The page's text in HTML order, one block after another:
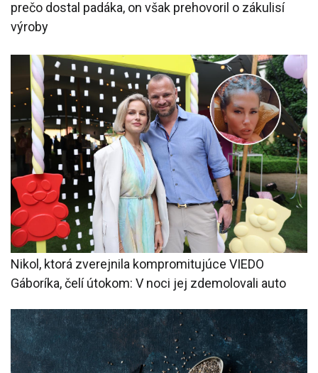
prečo dostal padáka, on však prehovoril o zákulisí
výroby
Nikol, ktorá zverejnila kompromitujúce VIEDO
Gáboríka, čelí útokom: V noci jej zdemolovali auto